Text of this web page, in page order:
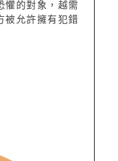
懼的對象，越需
被允許擁有犯錯